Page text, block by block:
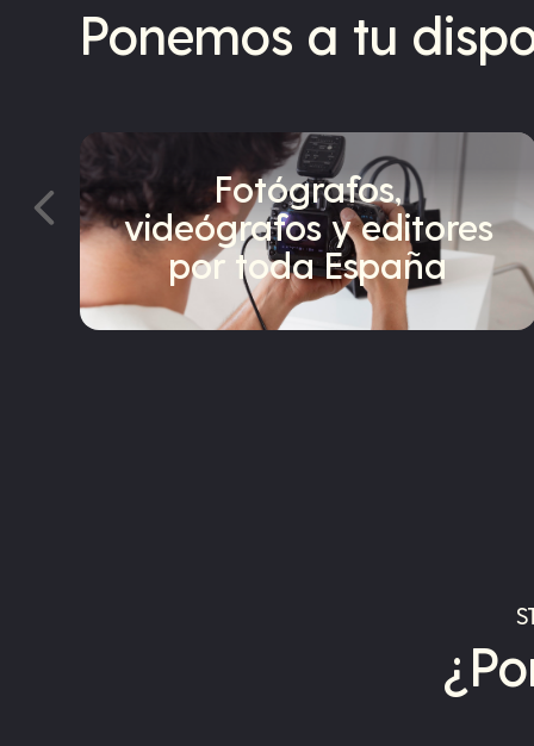
Ponemos a tu
Fotógrafos,
videógrafos y editores
por toda España